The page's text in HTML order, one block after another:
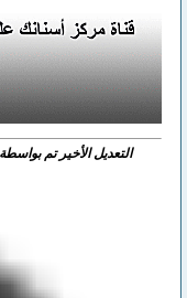
التعديل الأخير تم بواسطة asnanaka ; 05-24-2018 الساعة